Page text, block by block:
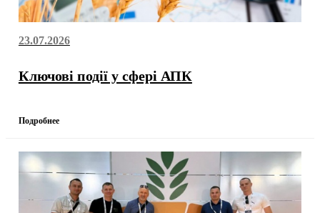
23.07.2026
Ключові події у сфері АПК
Подробнее